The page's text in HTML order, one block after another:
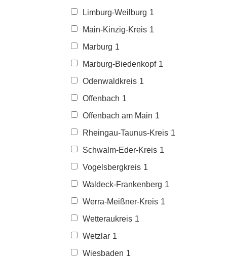
Limburg-Weilburg 1
Main-Kinzig-Kreis 1
Marburg 1
Marburg-Biedenkopf 1
Odenwaldkreis 1
Offenbach 1
Offenbach am Main 1
Rheingau-Taunus-Kreis 1
Schwalm-Eder-Kreis 1
Vogelsbergkreis 1
Waldeck-Frankenberg 1
Werra-Meißner-Kreis 1
Wetteraukreis 1
Wetzlar 1
Wiesbaden 1